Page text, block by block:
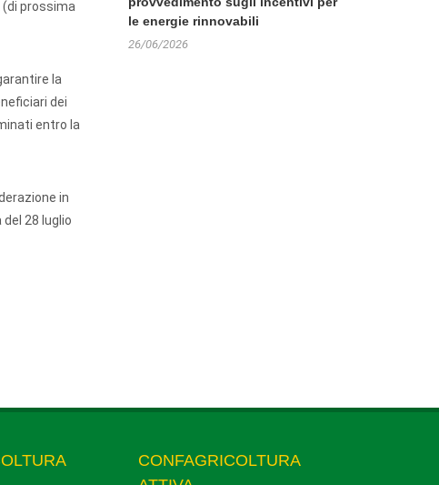
(di prossima
la
dei
entro la
in
28 luglio
le energie rinnovabili
26/06/2026
CONFAGRICOLTURA